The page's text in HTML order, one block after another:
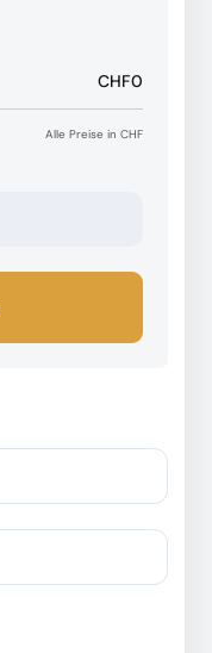
CHF0
Alle Preise in CHF